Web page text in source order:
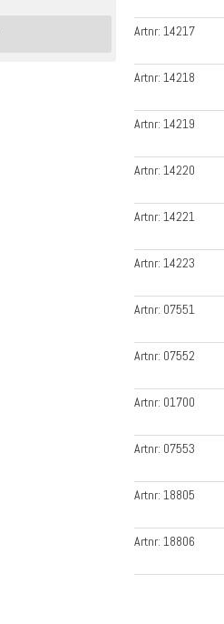
Artnr:14217
Artnr:14218
Artnr:14219
Artnr:14220
Artnr:14221
Artnr:14223
Artnr: 07551
Artnr: 07552
Artnr: 01700
Artnr: 07553
Artnr:18805
Artnr:18806